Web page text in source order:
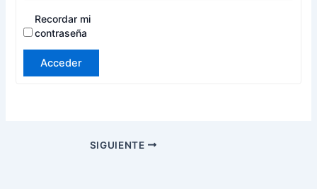
Recordar mi
contraseña
Acceder
SIGUIENTE